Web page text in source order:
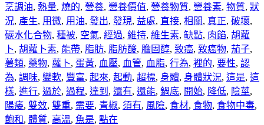
烹調油, 熱量, 燒的, 營養, 營養價值, 營養物質, 營養素, 物質, 狀
況, 產生, 用微, 用油, 發出, 發現, 益處, 直接, 相關, 真正, 破壞,
碳水化合物, 種被, 空氣, 經過, 維持, 維生素, 缺點, 肉餡, 胡蘿
卜, 胡蘿卜素, 能帶, 脂肪, 脂肪酸, 膽固醇, 致癌, 致癌物, 茄子,
薯類, 藥物, 蘿卜, 蛋黃, 血壓, 血管, 血脂, 行為, 裡的, 要性, 認
為, 調味, 變軟, 豐富, 起來, 起動, 超標, 身體, 身體狀況, 這是, 這
樣, 進行, 過於, 過程, 達到 , 還有, 還能, 鍋底, 開始, 降低, 陰莖,
陽痿, 雙效, 雙重, 需要, 青椒, 須有, 風險, 食材, 食物, 食物中毒,
飽和, 體質, 高溫, 魚是, 點在